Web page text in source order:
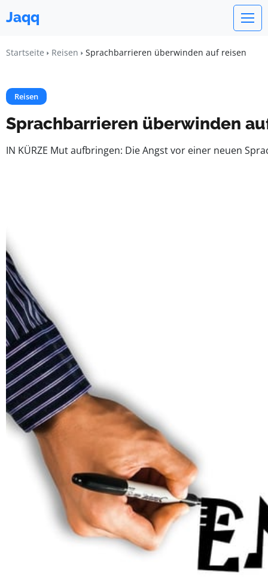
Jaqq
Startseite Reisen Sprachbarrieren überwinden auf reisen
Reisen
Sprachbarrieren überwinden
IN KÜRZE Mut aufbringen: Die Angst vor einer neuen